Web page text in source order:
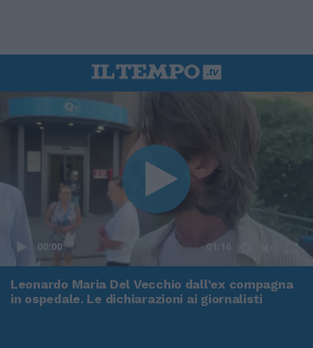
00:00 01:16
Leonardo Maria Del Vecchio dall'ex compagna
in ospedale. Le dichiarazioni ai giornalisti